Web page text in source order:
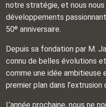
notre stratégie, et nous
développements
50ᵉ anniversaire.
Depuis sa fondation par M.
connu de belles évolutions
comme une idée ambitieuse
premier plan dans l’extrusion
L’année prochaine, nous ne